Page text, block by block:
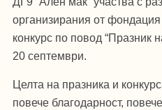
организирания от
конкурс по повод “Празник
20 септември.
Целта на празника и
повече благодарност,